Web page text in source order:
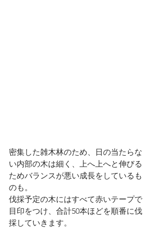
密集した雑木林のため、日の当たらな
い内部の木は細く、上へ上へと伸びる
ためバランスが悪い成長をしているも
のも。
伐採予定の木にはすべて赤いテープで
目印をつけ、合計50本ほどを順番に伐
採していきます。